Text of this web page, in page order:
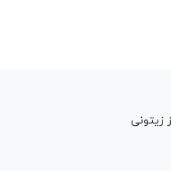
زیتونی